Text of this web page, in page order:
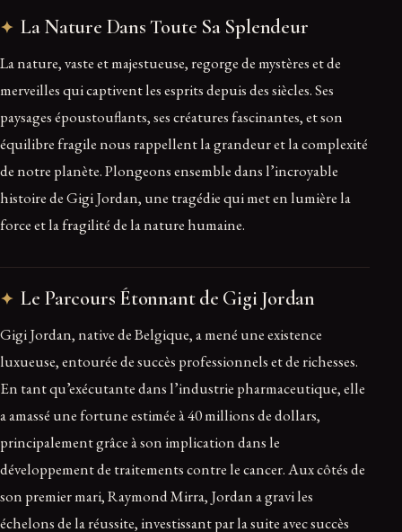
La Nature Dans Toute Sa Splendeur
La nature, vaste et majestueuse, regorge de mystères et de
merveilles qui captivent les esprits depuis des siècles. Ses
paysages époustouflants, ses créatures fascinantes, et son
équilibre fragile nous rappellent la grandeur et la complexité
de notre planète. Plongeons ensemble dans l’incroyable
histoire de Gigi Jordan, une tragédie qui met en lumière la
force et la fragilité de la nature humaine.
Le Parcours Étonnant de Gigi Jordan
Gigi Jordan, native de Belgique, a mené une existence
luxueuse, entourée de succès professionnels et de richesses.
En tant qu’exécutante dans l’industrie pharmaceutique, elle
a amassé une fortune estimée à 40 millions de dollars,
principalement grâce à son implication dans le
développement de traitements contre le cancer. Aux côtés de
son premier mari, Raymond Mirra, Jordan a gravi les
échelons de la réussite, investissant par la suite avec succès